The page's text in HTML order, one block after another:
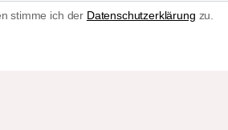
stimme ich der Datenschutzerklärung zu.